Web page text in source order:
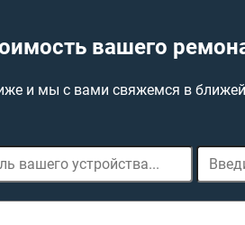
вашего
и мы с вами свяжемся в